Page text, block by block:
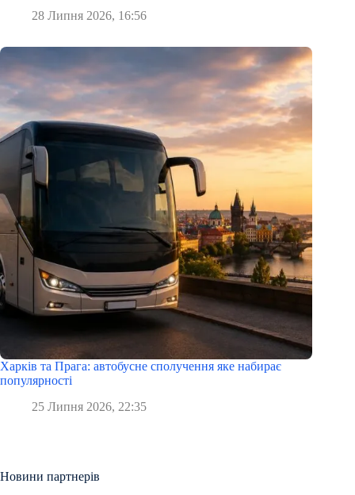
28 Липня 2026, 16:56
Харків та Прага: автобусне сполучення яке набирає
популярності
25 Липня 2026, 22:35
Новини партнерів